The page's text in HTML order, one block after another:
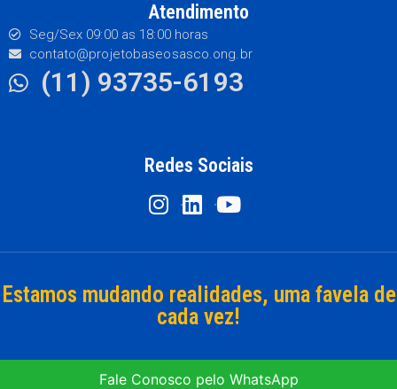
Atendimento
Seg/Sex 09:00 as 18:00 horas
contato@projetobaseosasco.ong.br
(11) 93735-6193
Redes Sociais
Estamos mudando realidades, uma favela de
cada vez!
Fale Conosco pelo WhatsApp